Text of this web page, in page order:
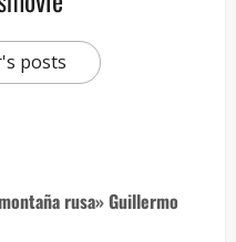
posts
rusa» Guillermo